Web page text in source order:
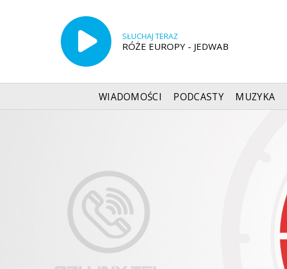
SŁUCHAJ TERAZ
RÓŻE EUROPY - JEDWAB
WIADOMOŚCI PODCASTY MUZYKA